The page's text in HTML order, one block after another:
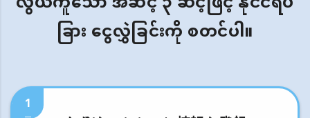
ခြား ငွေလွှဲခြင်းကို စတင်ပါ။
1